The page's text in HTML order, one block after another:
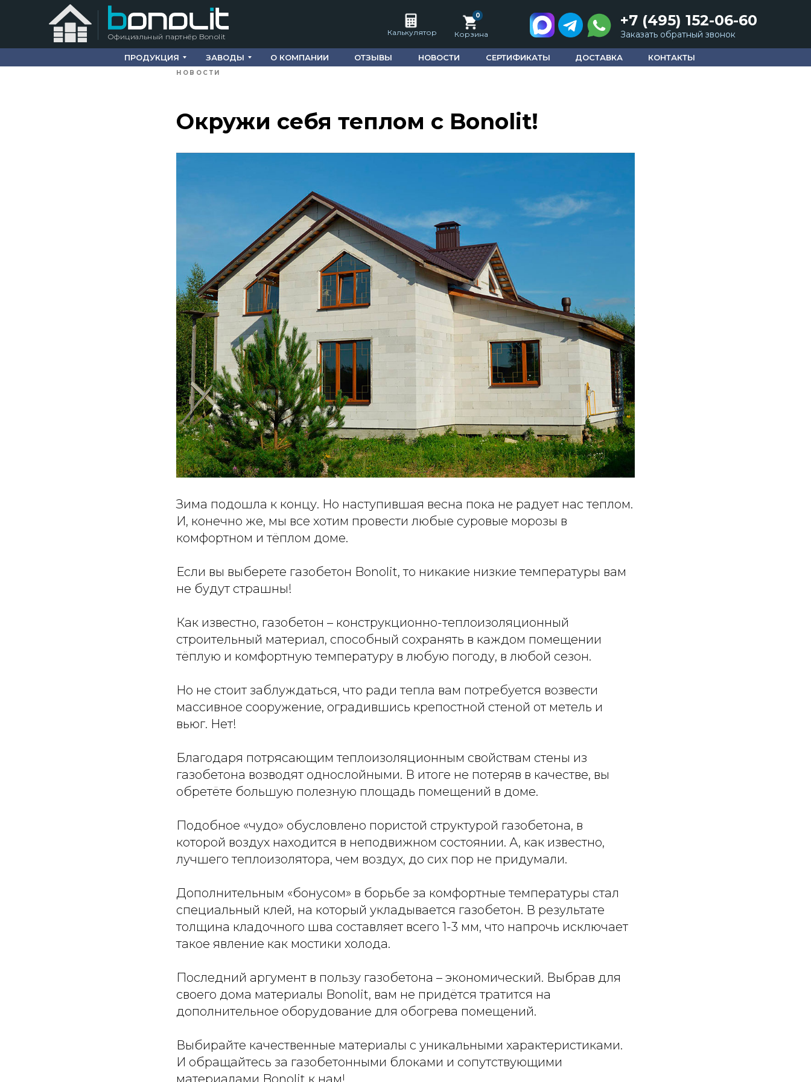
+7 (495) 152-06-60
Заказать обратный звонок
0
Корзина
Калькулятор
ПРОДУКЦИЯ О КОМПАНИИ ОТЗЫВЫ НОВОСТИ СЕРТИФИКАТЫ ДОСТАВКА КОНТАКТЫ
ЗАВОДЫ
Официальный партнёр Bonolit
НОВОСТИ
Окружи себя теплом с Bonolit!
Зима подошла к концу. Но наступившая весна пока не радует нас теплом.
И, конечно же, мы все хотим провести любые суровые морозы в
комфортном и тёплом доме.
Если вы выберете газобетон Bonolit, то никакие низкие температуры вам
не будут страшны!
Как известно, газобетон – конструкционно-теплоизоляционный
строительный материал, способный сохранять в каждом помещении
тёплую и комфортную температуру в любую погоду, в любой сезон.
Но не стоит заблуждаться, что ради тепла вам потребуется возвести
массивное сооружение, оградившись крепостной стеной от метель и
вьюг. Нет!
Благодаря потрясающим теплоизоляционным свойствам стены из
газобетона возводят однослойными. В итоге не потеряв в качестве, вы
обретёте большую полезную площадь помещений в доме.
Подобное «чудо» обусловлено пористой структурой газобетона, в
которой воздух находится в неподвижном состоянии. А, как известно,
лучшего теплоизолятора, чем воздух, до сих пор не придумали.
Дополнительным «бонусом» в борьбе за комфортные температуры стал
специальный клей, на который укладывается газобетон. В результате
толщина кладочного шва составляет всего 1-3 мм, что напрочь исключает
такое явление как мостики холода.
Последний аргумент в пользу газобетона – экономический. Выбрав для
своего дома материалы Bonolit, вам не придётся тратится на
дополнительное оборудование для обогрева помещений.
Выбирайте качественные материалы с уникальными характеристиками.
И обращайтесь за газобетонными блоками и сопутствующими
материалами Bonolit к нам!